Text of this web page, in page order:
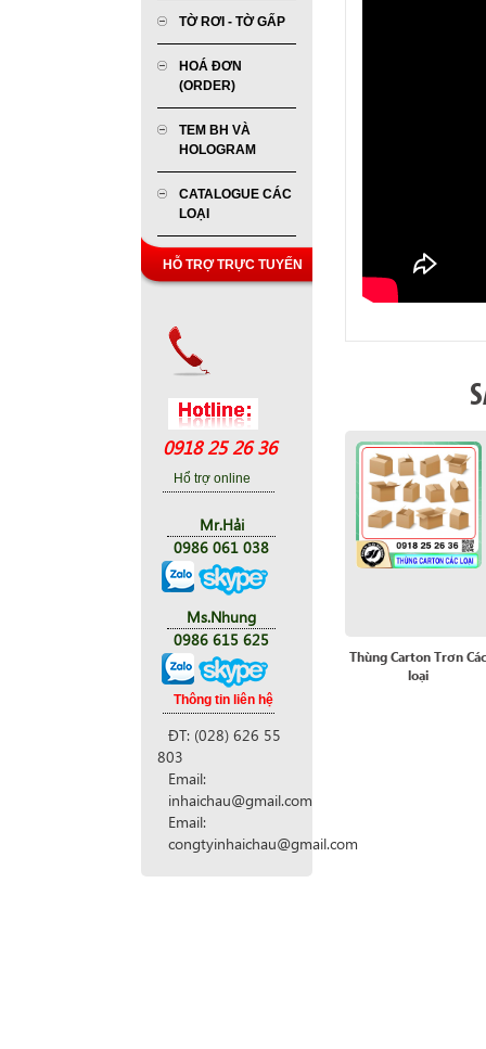
TỜ RƠI - TỜ GẤP
HOÁ ĐƠN
(ORDER)
TEM BH VÀ
HOLOGRAM
CATALOGUE CÁC
LOẠI
HỖ TRỢ TRỰC TUYẾN
0918 25 26 36
Hổ trợ online
Mr.Hải
0986 061 038
Ms.Nhung
0986 615 625
Thông tin liên hệ
ĐT: (028) 626 55
803
Email:
inhaichau@gmail.com
Email:
congtyinhaichau@gmail.com
Thùng Carton Trơn
loại